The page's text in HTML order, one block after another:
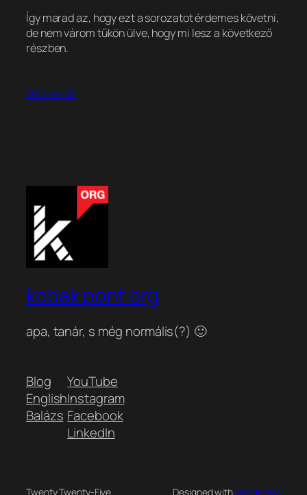
Így marad az, hogy ezt a sorozatot érdemes követni,
de nem várom tűkön ülve, hogy mi lesz a következő
részben.
2012-04-25
kobak pont org
apa, tanár, s még normális(?) 🙂
Blog
English
Balázs
YouTube
Instagram
Facebook
LinkedIn
Twenty Twenty-Five Designed withWordPress